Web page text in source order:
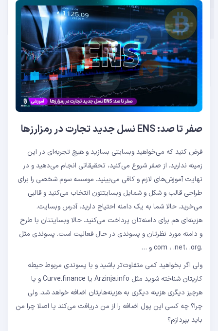
DNS
ICANN
ICANNT
Domain 2.0
Name Service
جمع بندی
صفر تا صد: ENS نسل جدید تجارت در رمزارزها
فرض کنید که می‌خواهید وبسایتی بسازید و هیچ تجربه‌ای در این
زمینه ندارید. از صفر شروع می‌کنید، تحقیقاتی انجام می‌دهید و در
نهایت آموزش‌های لازم و کافی می‌بینید. موسسه سوم شخصی را برای
طراحی قالب و شکل و شمایل وبسایتتون انتخاب می‌کنید و قالبی
می‌خرید. حالا شما به یک دامنه احتیاج دارید، آدرس وبسایت.
هزینه‌ای هم برای دامنه‌تان پرداخت می‌کنید. حالا وبسایتتان با طرح
و دامنه مورد نظرتان و پسوندی در حال فعالیت است. پسوندی مثل
.com ، .net، .org و …
ولی اگر بخواهید کمی متفاوت‌تر باشید و با پسوندی مربوط حیطه
کاریتان شناخته شوید مثل Arzinja.info یا Curve.finance و یا
هرچیز دیگری هزینه دیگری به هزینه‌هایتان اضافه خواهد شد. ولی
چرا؟ چه کسی این پول اضافه را از من دریافت می‌کند یا اصلا چرا من
باید بپردازم؟